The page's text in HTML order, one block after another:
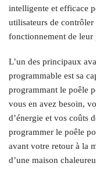
intelligente et efficace
utilisateurs de contrôler
fonctionnement de leur
L’un des principaux
programmable est sa
programmant le poêle
vous en avez besoin,
d’énergie et vos coûts
programmer le poêle
avant votre retour à la
d’une maison